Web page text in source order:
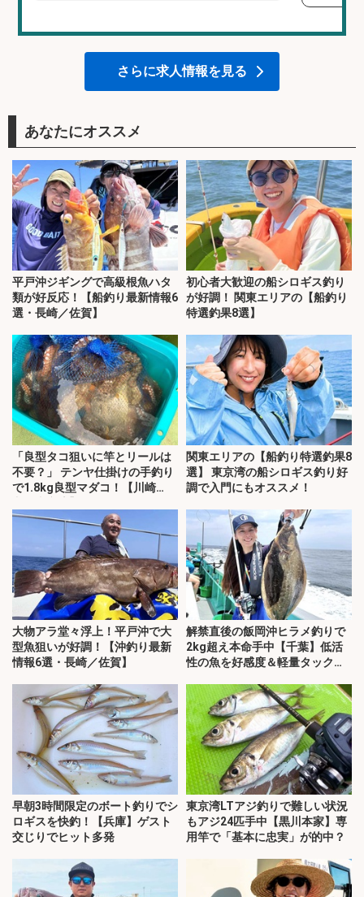
さらに求人情報を見る
あなたにオススメ
平戸沖ジギングで高級根魚ハタ
類が好反応！【船釣り最新情報6
選・長崎／佐賀】
初心者大歓迎の船シロギス釣り
が好調！ 関東エリアの【船釣り
特選釣果8選】
「良型タコ狙いに竿とリールは
不要？」 テンヤ仕掛けの手釣り
で1.8kg良型マダコ！【川崎
関東エリアの【船釣り特選釣果8
選】 東京湾の船シロギス釣り好
調で入門にもオススメ！
大物アラ堂々浮上！平戸沖で大
型魚狙いが好調！【沖釣り最新
情報6選・長崎／佐賀】
解禁直後の飯岡沖ヒラメ釣りで
2kg超え本命手中【千葉】低活
性の魚を好感度＆軽量タックル
早朝3時間限定のボート釣りでシ
ロギスを快釣！【兵庫】ゲスト
交じりでヒット多発
東京湾LTアジ釣りで難しい状況
もアジ24匹手中【黒川本家】専
用竿で「基本に忠実」が的中？